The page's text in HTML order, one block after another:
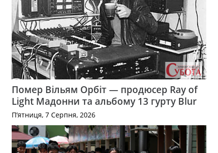
Помер Вільям Орбіт — продюсер Ray of
Light Мадонни та альбому 13 гурту Blur
П’ятниця, 7 Серпня, 2026